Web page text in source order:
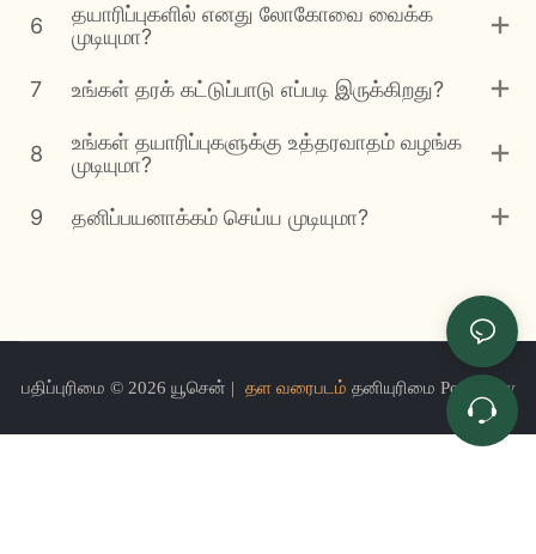
6
தயாரிப்புகளில் எனது லோகோவை வைக்க
முடியுமா?
7 உங்கள் தரக் கட்டுப்பாடு எப்படி இருக்கிறது?
8
உங்கள் தயாரிப்புகளுக்கு உத்தரவாதம் வழங்க
முடியுமா?
9 தனிப்பயனாக்கம் செய்ய முடியுமா?
பதிப்புரிமை © 2026 யூசென் | தள வரைபடம் தனியுரிமை PoPrivacy